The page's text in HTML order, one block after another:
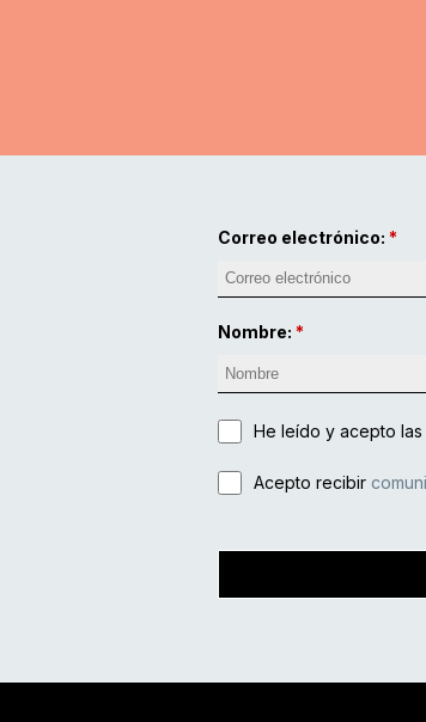
Correo electrónico:
Nombre:
He leído y acepto
Acepto recibir